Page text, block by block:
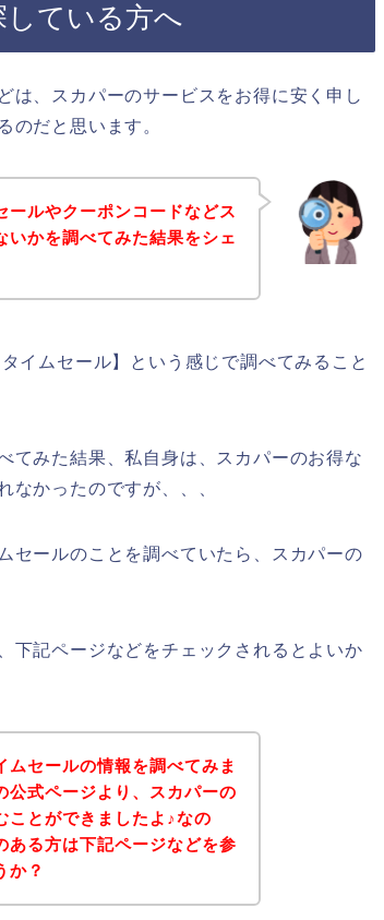
ている方へ
は、スカパーのサービスをお得に安く申し
のだと思います。
ールやクーポンコードなどス
いかを調べてみた結果をシェ
イムセール】という感じで調べてみること
てみた結果、私自身は、スカパーのお得な
なかったのですが、、、
セールのことを調べていたら、スカパーの
下記ページなどをチェックされるとよいか
セールの情報を調べてみま
公式ページより、スカパーの
ことができましたよ♪なの
ある方は下記ページなどを参
か？